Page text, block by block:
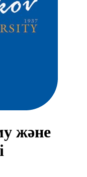
және